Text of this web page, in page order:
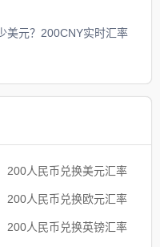
美元？200CNY实时汇率
200人民币兑换美元汇率
200人民币兑换欧元汇率
200人民币兑换英镑汇率